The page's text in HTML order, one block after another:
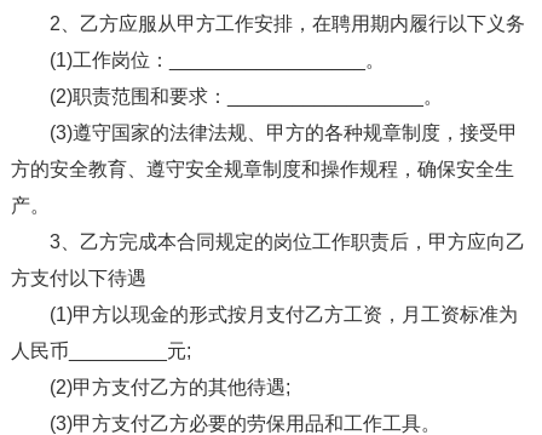
2、乙方应服从甲方工作安排，在聘用期内履行以下义务
(1)工作岗位：__________________。
(2)职责范围和要求：__________________。
(3)遵守国家的法律法规、甲方的各种规章制度，接受甲
方的安全教育、遵守安全规章制度和操作规程，确保安全生
产。
3、乙方完成本合同规定的岗位工作职责后，甲方应向乙
方支付以下待遇
(1)甲方以现金的形式按月支付乙方工资，月工资标准为
人民币_________元;
(2)甲方支付乙方的其他待遇;
(3)甲方支付乙方必要的劳保用品和工作工具。